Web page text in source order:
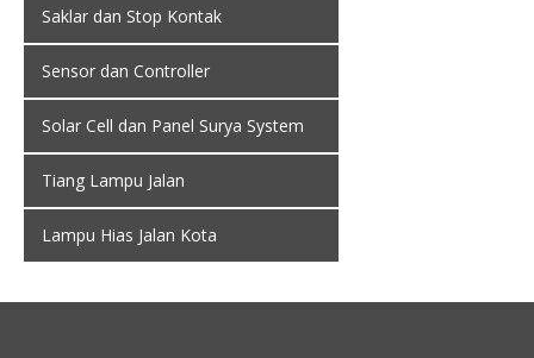
Saklar dan Stop Kontak
Sensor dan Controller
Solar Cell dan Panel Surya System
Tiang Lampu Jalan
Lampu Hias Jalan Kota